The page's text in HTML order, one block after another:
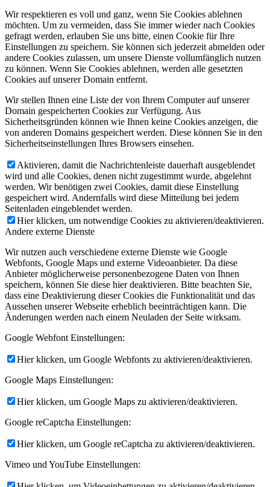
Wir respektieren es voll und ganz, wenn Sie Cookies ablehnen
möchten. Um zu vermeiden, dass Sie immer wieder nach Cookies
gefragt werden, erlauben Sie uns bitte, einen Cookie für Ihre
Einstellungen zu speichern. Sie können sich jederzeit abmelden oder
andere Cookies zulassen, um unsere Dienste vollumfänglich nutzen
zu können. Wenn Sie Cookies ablehnen, werden alle gesetzten
Cookies auf unserer Domain entfernt.
Wir stellen Ihnen eine Liste der von Ihrem Computer auf unserer
Domain gespeicherten Cookies zur Verfügung. Aus
Sicherheitsgründen können wie Ihnen keine Cookies anzeigen, die
von anderen Domains gespeichert werden. Diese können Sie in den
Sicherheitseinstellungen Ihres Browsers einsehen.
Aktivieren, damit die Nachrichtenleiste dauerhaft ausgeblendet
wird und alle Cookies, denen nicht zugestimmt wurde, abgelehnt
werden. Wir benötigen zwei Cookies, damit diese Einstellung
gespeichert wird. Andernfalls wird diese Mitteilung bei jedem
Seitenladen eingeblendet werden.
Hier klicken, um notwendige Cookies zu aktivieren/deaktivieren.
Andere externe Dienste
Wir nutzen auch verschiedene externe Dienste wie Google
Webfonts, Google Maps und externe Videoanbieter. Da diese
Anbieter möglicherweise personenbezogene Daten von Ihnen
speichern, können Sie diese hier deaktivieren. Bitte beachten Sie,
dass eine Deaktivierung dieser Cookies die Funktionalität und das
Aussehen unserer Webseite erheblich beeinträchtigen kann. Die
Änderungen werden nach einem Neuladen der Seite wirksam.
Google Webfont Einstellungen:
Hier klicken, um Google Webfonts zu aktivieren/deaktivieren.
Google Maps Einstellungen:
Hier klicken, um Google Maps zu aktivieren/deaktivieren.
Google reCaptcha Einstellungen:
Hier klicken, um Google reCaptcha zu aktivieren/deaktivieren.
Vimeo und YouTube Einstellungen: